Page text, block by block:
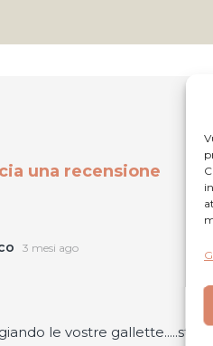
una recensione
3 mesi ago
le vostre